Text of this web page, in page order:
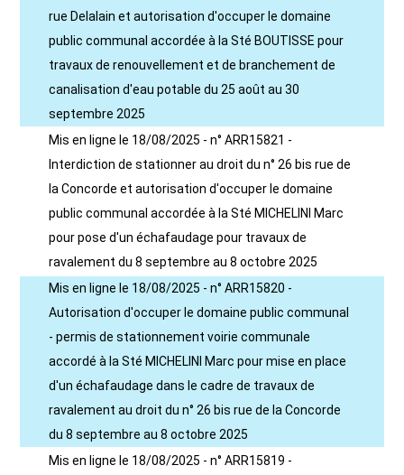
rue Delalain et autorisation d'occuper le domaine
public communal accordée à la Sté BOUTISSE pour
travaux de renouvellement et de branchement de
canalisation d'eau potable du 25 août au 30
septembre 2025
Mis en ligne le 18/08/2025 - n° ARR15821 -
Interdiction de stationner au droit du n° 26 bis rue de
la Concorde et autorisation d'occuper le domaine
public communal accordée à la Sté MICHELINI Marc
pour pose d'un échafaudage pour travaux de
ravalement du 8 septembre au 8 octobre 2025
Mis en ligne le 18/08/2025 - n° ARR15820 -
Autorisation d'occuper le domaine public communal
- permis de stationnement voirie communale
accordé à la Sté MICHELINI Marc pour mise en place
d'un échafaudage dans le cadre de travaux de
ravalement au droit du n° 26 bis rue de la Concorde
du 8 septembre au 8 octobre 2025
Mis en ligne le 18/08/2025 - n° ARR15819 -